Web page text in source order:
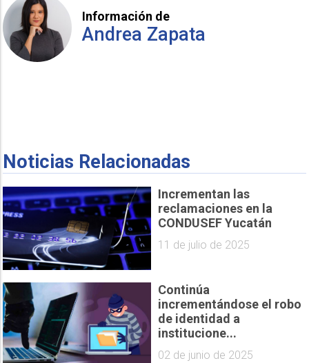
Información de
Andrea Zapata
Noticias Relacionadas
Incrementan las
reclamaciones en la
CONDUSEF Yucatán
11 de julio de 2025
Continúa
incrementándose el robo
de identidad a
institucione...
02 de junio de 2025